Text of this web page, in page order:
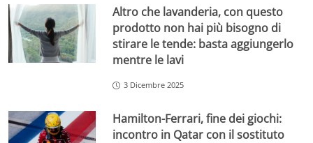
Altro che lavanderia, con questo
prodotto non hai più bisogno di
stirare le tende: basta aggiungerlo
mentre le lavi
3 Dicembre 2025
Hamilton-Ferrari, fine dei giochi:
incontro in Qatar con il sostituto